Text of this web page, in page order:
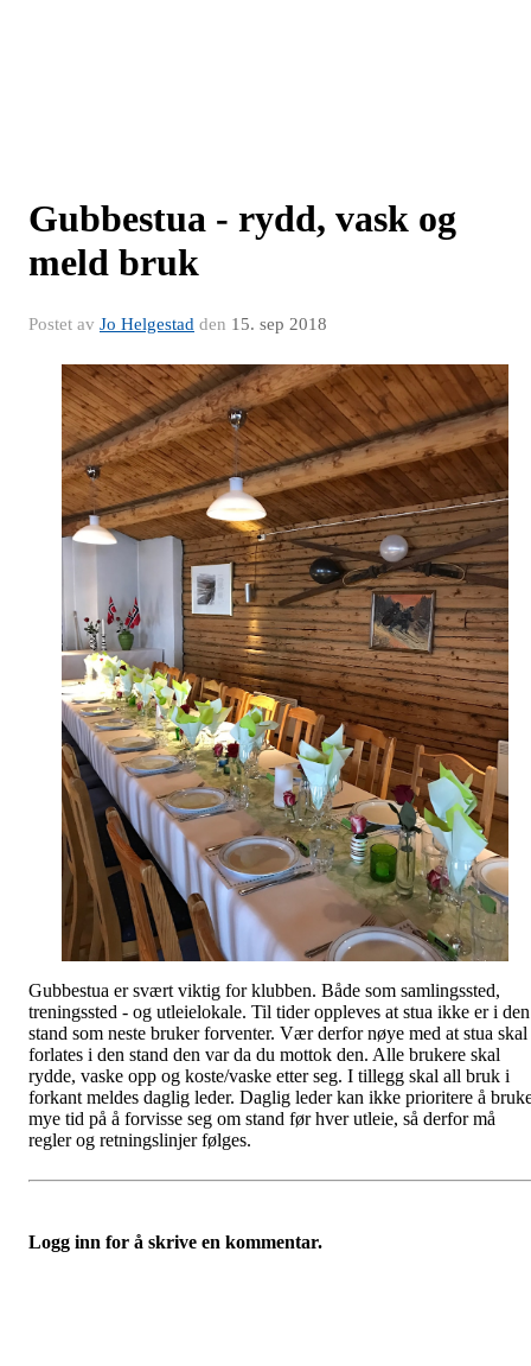
Gubbestua - rydd, vask og
meld bruk
Postet av Jo Helgestad den 15. sep 2018
Gubbestua er svært viktig for klubben. Både som samlingssted,
treningssted - og utleielokale. Til tider oppleves at stua ikke er i den
stand som neste bruker forventer. Vær derfor nøye med at stua skal
forlates i den stand den var da du mottok den. Alle brukere skal
rydde, vaske opp og koste/vaske etter seg. I tillegg skal all bruk i
forkant meldes daglig leder. Daglig leder kan ikke prioritere å
mye tid på å forvisse seg om stand før hver utleie, så derfor må
regler og retningslinjer følges.
Logg inn for å skrive en kommentar.